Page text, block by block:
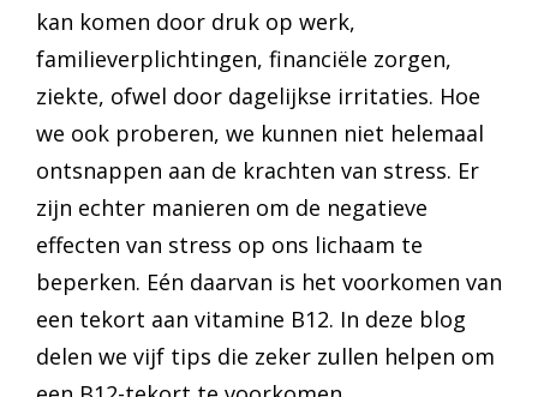
kan komen door druk op werk,
familieverplichtingen, financiële zorgen,
ziekte, ofwel door dagelijkse irritaties. Hoe
we ook proberen, we kunnen niet helemaal
ontsnappen aan de krachten van stress. Er
zijn echter manieren om de negatieve
effecten van stress op ons lichaam te
beperken. Eén daarvan is het voorkomen van
een tekort aan vitamine B12. In deze blog
delen we vijf tips die zeker zullen helpen om